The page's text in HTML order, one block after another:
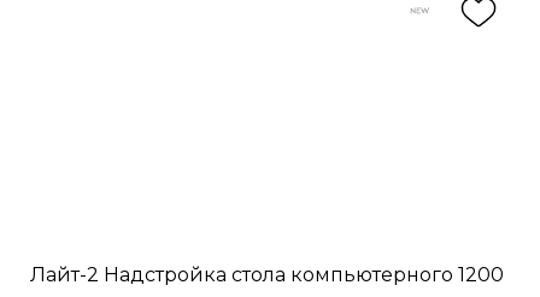
Лайт-2 Надстройка стола компьютерного 1200